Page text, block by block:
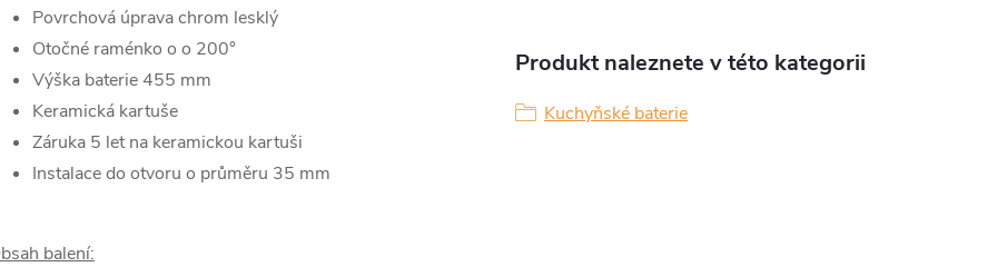
Povrchová úprava chrom lesklý
Otočné raménko o o 200°
Výška baterie 455 mm
Keramická kartuše
Záruka 5 let na keramickou kartuši
Instalace do otvoru o průměru 35 mm
balení:
Produkt naleznete v této kategorii
Kuchyňské baterie